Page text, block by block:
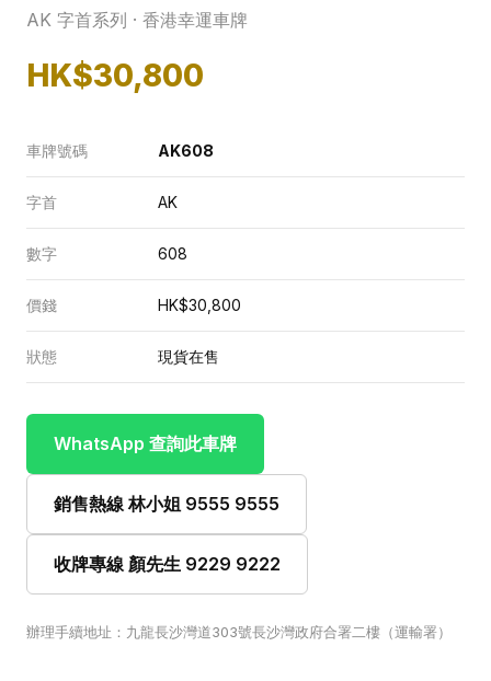
AK 字首系列 · 香港幸運車牌
HK$30,800
車牌號碼 AK608
字首 AK
數字 608
價錢 HK$30,800
狀態 現貨在售
WhatsApp 查詢此車牌
銷售熱線 林小姐 9555 9555
收牌專線 顏先生 9229 9222
辦理手續地址：九龍長沙灣道303號長沙灣政府合署二樓（運輸署）